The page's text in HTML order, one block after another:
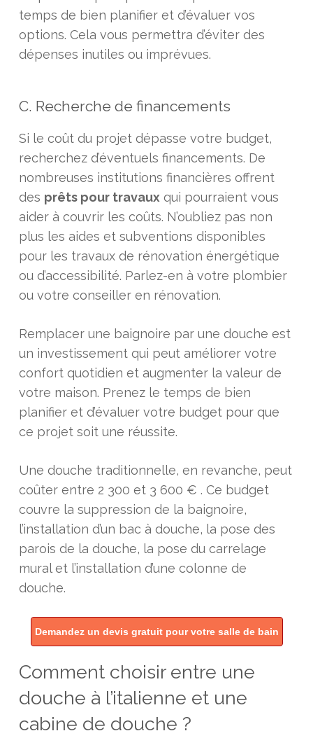
temps de bien planifier et d’évaluer vos
options. Cela vous permettra d’éviter des
dépenses inutiles ou imprévues.
C. Recherche de financements
Si le coût du projet dépasse votre budget,
recherchez d’éventuels financements. De
nombreuses institutions financières offrent
des prêts pour travaux qui pourraient vous
aider à couvrir les coûts. N’oubliez pas non
plus les aides et subventions disponibles
pour les travaux de rénovation énergétique
ou d’accessibilité. Parlez-en à votre plombier
ou votre conseiller en rénovation.
Remplacer une baignoire par une douche est
un investissement qui peut améliorer votre
confort quotidien et augmenter la valeur de
votre maison. Prenez le temps de bien
planifier et d’évaluer votre budget pour que
ce projet soit une réussite.
Une douche traditionnelle, en revanche, peut
coûter entre 2 300 et 3 600 € . Ce budget
couvre la suppression de la baignoire,
l’installation d’un bac à douche, la pose des
parois de la douche, la pose du carrelage
mural et l’installation d’une colonne de
douche.
Demandez un devis gratuit pour votre salle de bain
Comment choisir entre une
douche à l’italienne et une
cabine de douche ?